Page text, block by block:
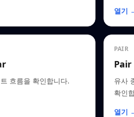
열기
흐름을 확인합니다.
PAIR
유사
확인
열기